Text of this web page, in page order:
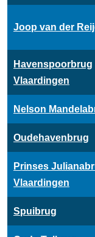
Joop van der
Havenspoorbrug
Vlaardingen
Nelson
Oudehavenbrug
Prinses
Vlaardingen
Spuibrug